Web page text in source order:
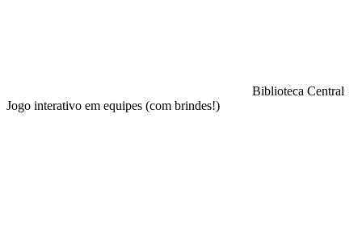
Biblioteca Central
Jogo interativo em equipes (com brindes!)